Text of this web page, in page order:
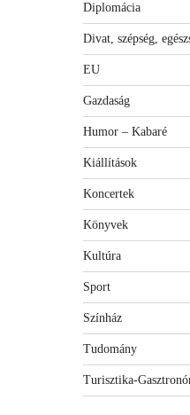
Diplomácia
Divat, szépség,
EU
Gazdaság
Humor – Kabaré
Kiállítások
Koncertek
Könyvek
Kultúra
Sport
Színház
Tudomány
Turisztika-